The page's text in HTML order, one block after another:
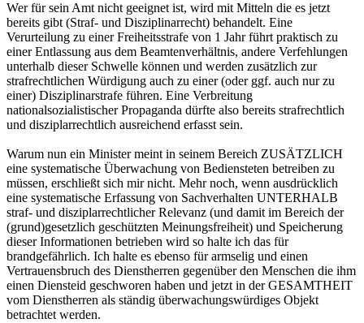
Wer für sein Amt nicht geeignet ist, wird mit Mitteln die es jetzt
bereits gibt (Straf- und Disziplinarrecht) behandelt. Eine
Verurteilung zu einer Freiheitsstrafe von 1 Jahr führt praktisch zu
einer Entlassung aus dem Beamtenverhältnis, andere Verfehlungen
unterhalb dieser Schwelle können und werden zusätzlich zur
strafrechtlichen Würdigung auch zu einer (oder ggf. auch nur zu
einer) Disziplinarstrafe führen. Eine Verbreitung
nationalsozialistischer Propaganda dürfte also bereits strafrechtlich
und disziplarrechtlich ausreichend erfasst sein.
Warum nun ein Minister meint in seinem Bereich ZUSÄTZLICH
eine systematische Überwachung von Bediensteten betreiben zu
müssen, erschließt sich mir nicht. Mehr noch, wenn ausdrücklich
eine systematische Erfassung von Sachverhalten UNTERHALB
straf- und disziplarrechtlicher Relevanz (und damit im Bereich der
(grund)gesetzlich geschützten Meinungsfreiheit) und Speicherung
dieser Informationen betrieben wird so halte ich das für
brandgefährlich. Ich halte es ebenso für armselig und einen
Vertrauensbruch des Dienstherren gegenüber den Menschen die ihm
einen Diensteid geschworen haben und jetzt in der GESAMTHEIT
vom Dienstherren als ständig überwachungswürdiges Objekt
betrachtet werden.